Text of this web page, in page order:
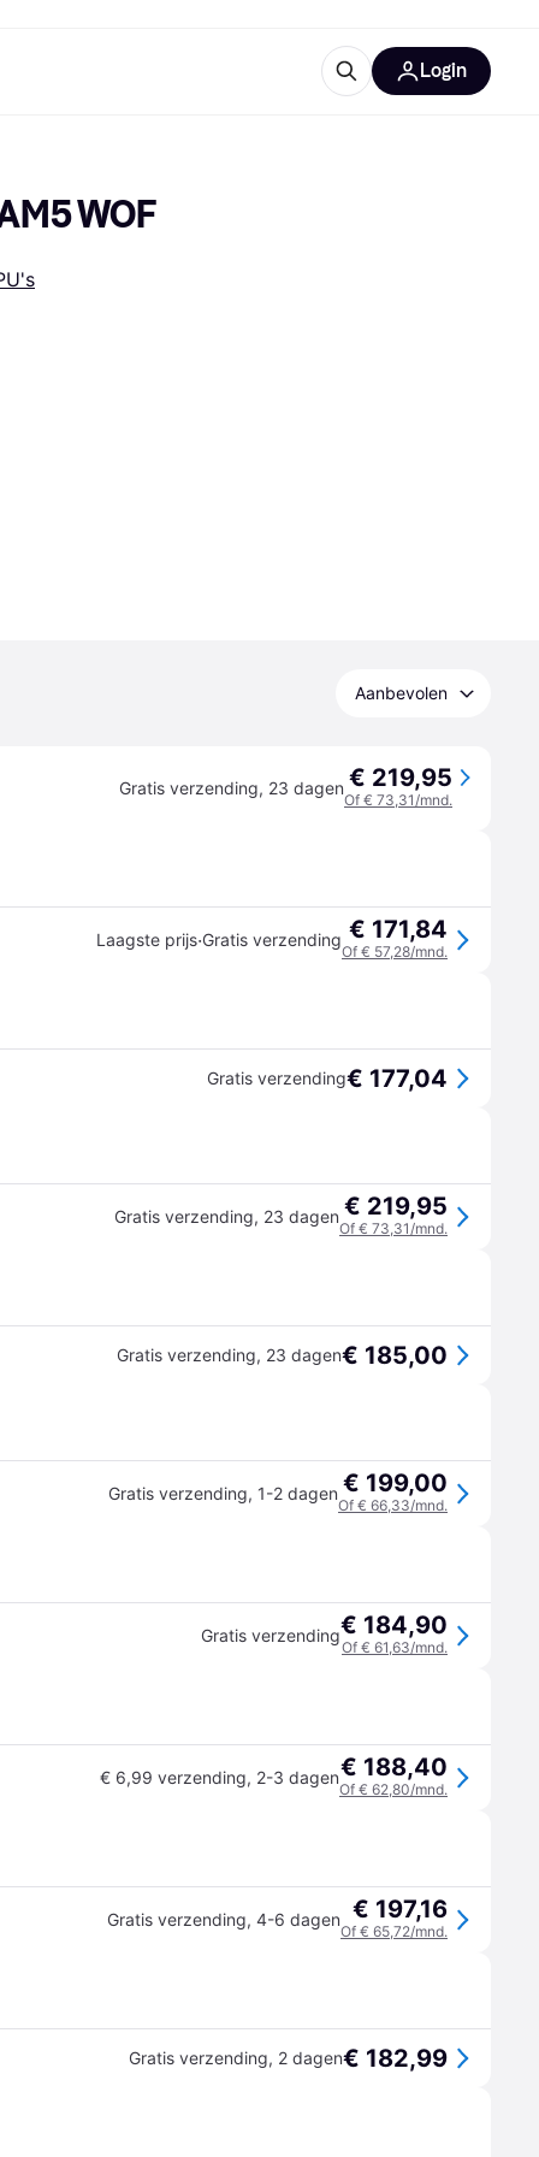
Login
WOF
Aanbevolen
Gratis verzending, 23 dagen € 219,95
Of € 73,31/mnd.
Laagste prijs·Gratis verzending € 171,84
Of € 57,28/mnd.
Gratis verzending€ 177,04
Gratis verzending, 23 dagen € 219,95
Of € 73,31/mnd.
Gratis verzending, 23 dagen€ 185,00
Gratis verzending, 1-2 dagen € 199,00
Of € 66,33/mnd.
Gratis verzending€ 184,90
Of € 61,63/mnd.
€ 6,99 verzending, 2-3 dagen€ 188,40
Of € 62,80/mnd.
Gratis verzending, 4-6 dagen € 197,16
Of € 65,72/mnd.
Gratis verzending, 2 dagen€ 182,99